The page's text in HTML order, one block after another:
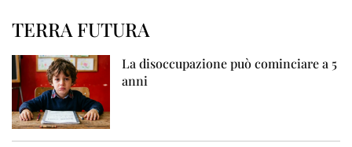
TERRA FUTURA
La disoccupazione può cominciare a 5
anni